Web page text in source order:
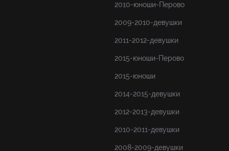
2010-юноши-Перово
2009-2010-девушки
2011-2012-девушки
2015-юноши-Перово
2015-юноши
2014-2015-девушки
2012-2013-девушки
2010-2011-девушки
2008-2009-девушки